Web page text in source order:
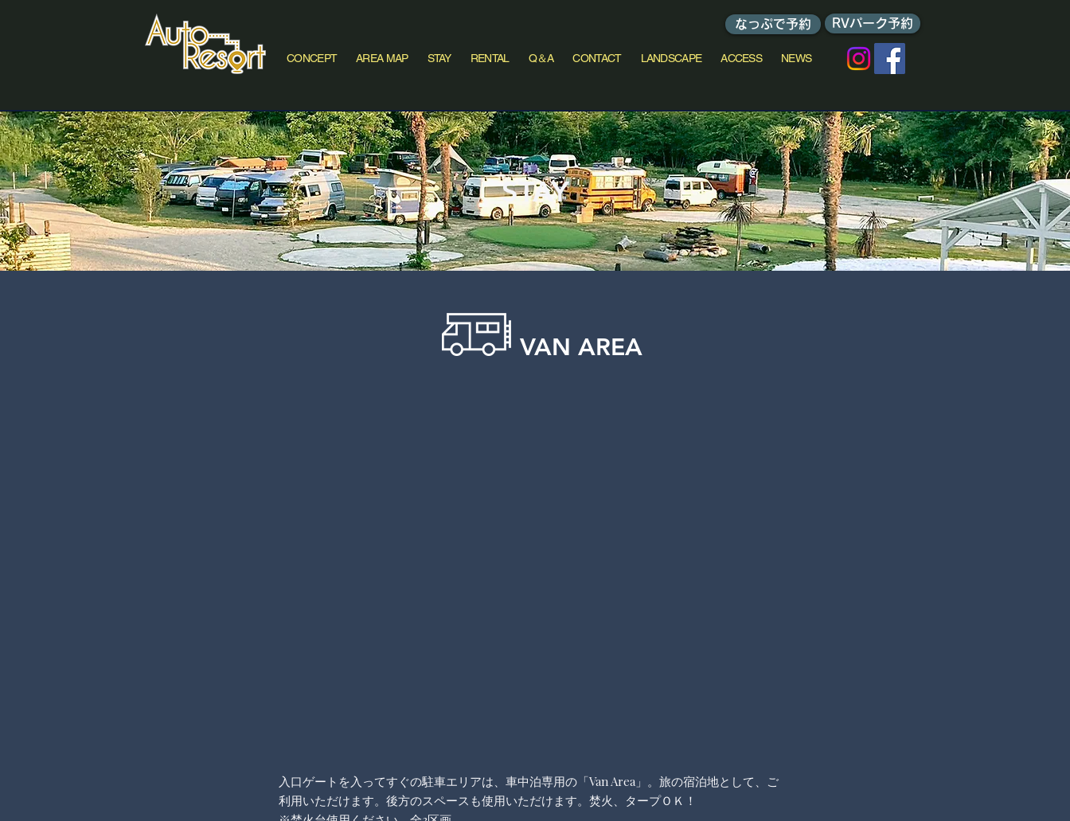
なっぷで予約 RVパーク予約
CONCEPT AREA MAP STAY RENTAL Q＆A CONTACT LANDSCAPE ACCESS NEWS
STAY
VAN AREA
入口ゲートを入ってすぐの駐車エリアは、車中泊専用の「Van Area」。旅の宿泊地として、ご
利用いただけます。後方のスペースも使用いただけます。焚火、タープＯＫ！